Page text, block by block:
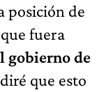
posición de
fuera
gobierno de
que esto